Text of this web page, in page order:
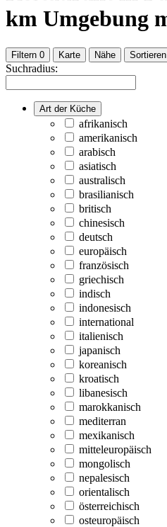
km Umgebung
Filtern 0 Karte Nähe Sortieren
Suchradius:
Art der Küche
afrikanisch
amerikanisch
arabisch
asiatisch
australisch
brasilianisch
britisch
chinesisch
deutsch
europäisch
französisch
griechisch
indisch
indonesisch
international
italienisch
japanisch
koreanisch
kroatisch
libanesisch
marokkanisch
mediterran
mexikanisch
mitteleuropäisch
mongolisch
nepalesisch
orientalisch
österreichisch
osteuropäisch